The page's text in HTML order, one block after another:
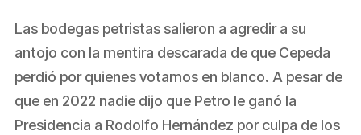
Las bodegas petristas salieron a agredir a su
antojo con la mentira descarada de que Cepeda
perdió por quienes votamos en blanco. A pesar de
que en 2022 nadie dijo que Petro le ganó la
Presidencia a Rodolfo Hernández por culpa de los